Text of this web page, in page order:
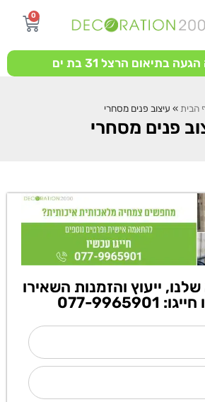
0
בתיאום הרצל 31 בת ים
הבית » עיצוב פנים מסחרי
פנים מסחרי
ייעוץ והזמנות השאירו
9965901